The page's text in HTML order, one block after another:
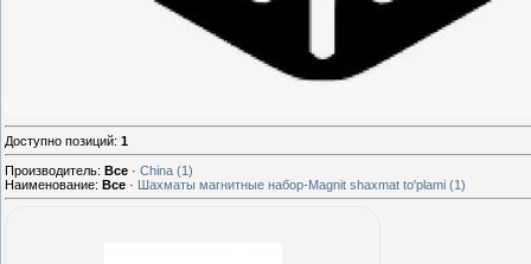
Доступно позиций: 1
Производитель: Все · China (1)
Наименование: Все · Шахматы магнитные набор-Magnit shaxmat to'plami (1)